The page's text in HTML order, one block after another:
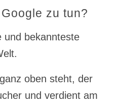
zu tun?
und bekannteste
oben steht, der
und verdient am